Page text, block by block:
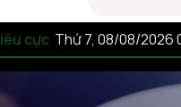
cực Thứ 7, 08/08/2026